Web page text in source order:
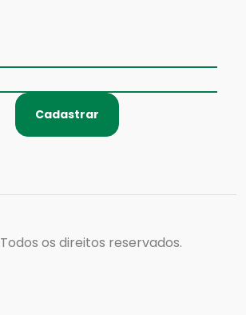
Cadastrar
Todos os direitos reservados.